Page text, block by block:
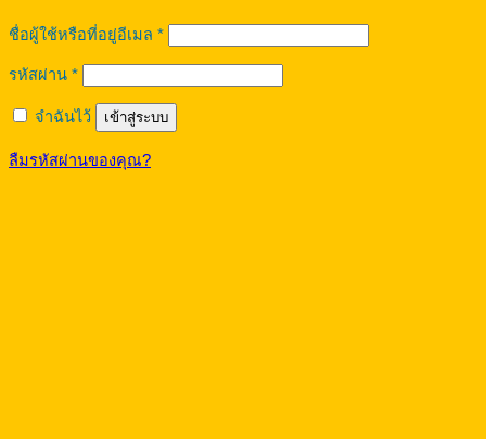
ชื่อผู้ใช้หรือที่อยู่อีเมล *ต้องการ
รหัสผ่าน *ต้องการ
จำฉันไว้ เข้าสู่ระบบ
ลืมรหัสผ่านของคุณ?